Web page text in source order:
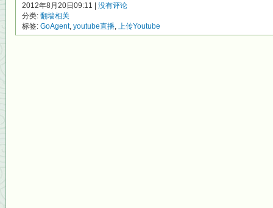
2012年8月20日09:11 | 没有评论
分类: 翻墙相关
标签: GoAgent, youtube直播, 上传Youtube